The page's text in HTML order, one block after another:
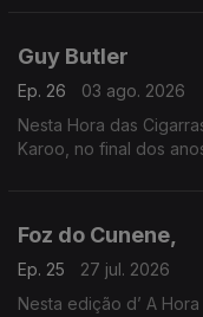
Guy Butler
Ep. 26
03 ago. 2026
Nesta Hora das
Karoo, no final dos
Foz do Cunene,
Ep. 25
27 jul. 2026
Nesta edição d’ A